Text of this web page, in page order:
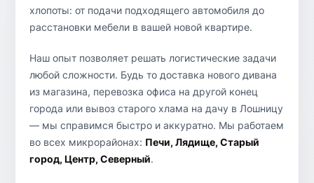
хлопоты: от подачи подходящего автомобиля до
расстановки мебели в вашей новой квартире.
Наш опыт позволяет решать логистические задачи
любой сложности. Будь то доставка нового дивана
из магазина, перевозка офиса на другой конец
города или вывоз старого хлама на дачу в Лошницу
— мы справимся быстро и аккуратно. Мы работаем
во всех микрорайонах: Печи, Лядище, Старый
город, Центр, Северный.